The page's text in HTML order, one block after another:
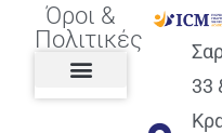
Όροι &
Πολιτικές
33